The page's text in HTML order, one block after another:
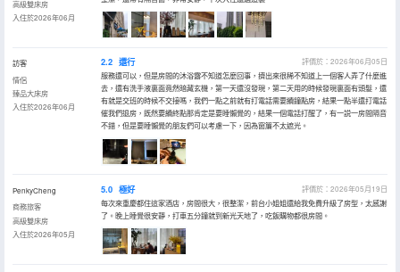
高級雙床房
入住於2026年06月
訪客
情侶
臻品大床房
入住於2026年06月
2.2 還行
評價於：2026年06月05日
服務還可以，但是房間的沐浴露不知道怎麼回事，擠出來很稀不知道上一個客人弄了什麼進
去，還有洗手液裏面竟然暗藏玄機，第一天還沒發現，第二天用的時候發現裏面有頭髮，還
有就是交班的時候不交接嗎，我們一點之前就有打電話需要續鐘點房，結果一點半還打電話
催我們退房，既然要續終點那肯定是要睡懶覺的，結果一個電話打醒了，有一説一房間隔音
不錯，但是要睡懶覺的朋友們可以考慮一下，因為窗簾不太遮光。
PenkyCheng
商務旅客
高級雙床房
入住於2026年05月
5.0 極好
評價於：2026年05月19日
每次來重慶都住這家酒店，房間很大，很整潔，前台小姐姐還給我免費升級了房型，太感謝
了。晚上睡覺很安靜，打車五分鐘就到新光天地了，吃飯購物都很房間。